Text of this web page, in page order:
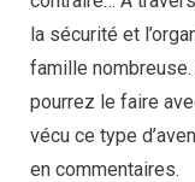
la sécurité et
famille
pourrez le faire
vécu ce type
en commentaires.